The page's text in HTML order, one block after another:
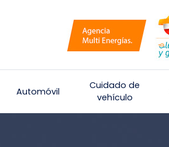
Automóvil
Cuidado de
vehículo